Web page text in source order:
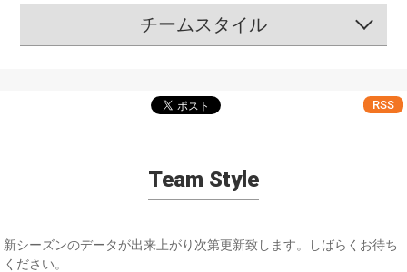
チームスタイル
RSS
Team Style
新シーズンのデータが出来上がり次第更新致します。しばらくお待ち
ください。